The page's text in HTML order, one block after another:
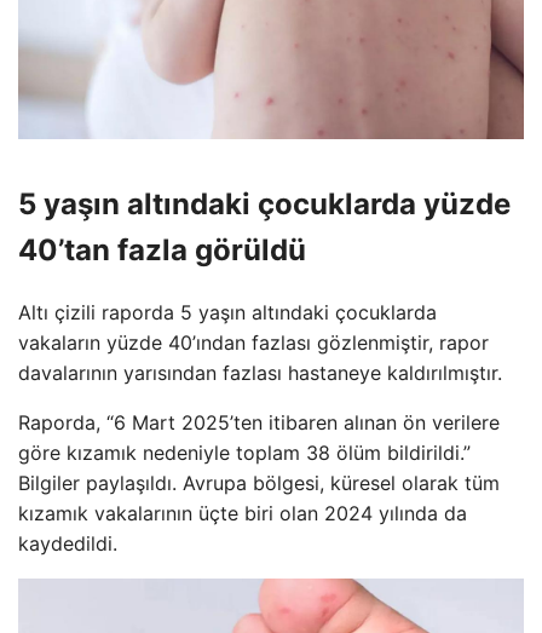
5 yaşın altındaki çocuklarda yüzde
40’tan fazla görüldü
Altı çizili raporda 5 yaşın altındaki çocuklarda
vakaların yüzde 40’ından fazlası gözlenmiştir, rapor
davalarının yarısından fazlası hastaneye kaldırılmıştır.
Raporda, “6 Mart 2025’ten itibaren alınan ön verilere
göre kızamık nedeniyle toplam 38 ölüm bildirildi.”
Bilgiler paylaşıldı. Avrupa bölgesi, küresel olarak tüm
kızamık vakalarının üçte biri olan 2024 yılında da
kaydedildi.